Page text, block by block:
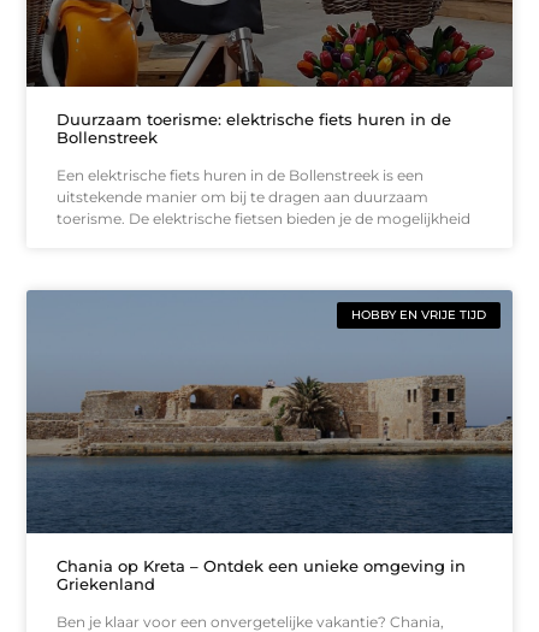
Duurzaam toerisme: elektrische fiets huren in de
Bollenstreek
Een elektrische fiets huren in de Bollenstreek is een
uitstekende manier om bij te dragen aan duurzaam
toerisme. De elektrische fietsen bieden je de mogelijkheid
HOBBY EN VRIJE TIJD
Chania op Kreta – Ontdek een unieke omgeving in
Griekenland
Ben je klaar voor een onvergetelijke vakantie? Chania,